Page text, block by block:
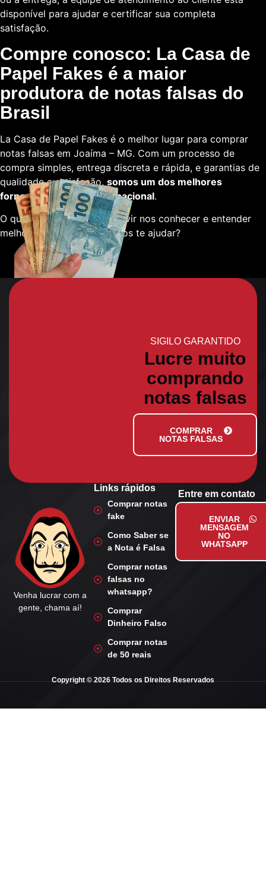
disponível para ajudar e certificar sua completa
satisfação.
Compre conosco: La Casa de
Papel Fakes é a maior
produtora de notas falsas do
Brasil
La Casa de Papel Fakes é o melhor lugar para comprar
notas falsas em Joaíma – MG. Com um processo de
compra simples, entrega discreta e rápida, e garantias de
qualidade e satisfação, somos um dos melhores
fornecedores em escala nacional.
O que está esperando para vir nos conhecer e entender
melhor sobre como podemos te ajudar?
SIGILO GARANTIDO
Lucre muito
comprando
notas falsas
COMPRAR
NOTAS FALSAS
Venha lucrar com a
gente, chama aí!
Links rápidos
Comprar notas
fake
Como Saber se
a Nota é Falsa
Comprar notas
falsas no
whatsapp?
Comprar
Dinheiro Falso
Comprar notas
de 50 reais
Entre em contato
ENVIAR
MENSAGEM
NO
WHATSAPP
Copyright © 2026 Todos os Direitos Reservados